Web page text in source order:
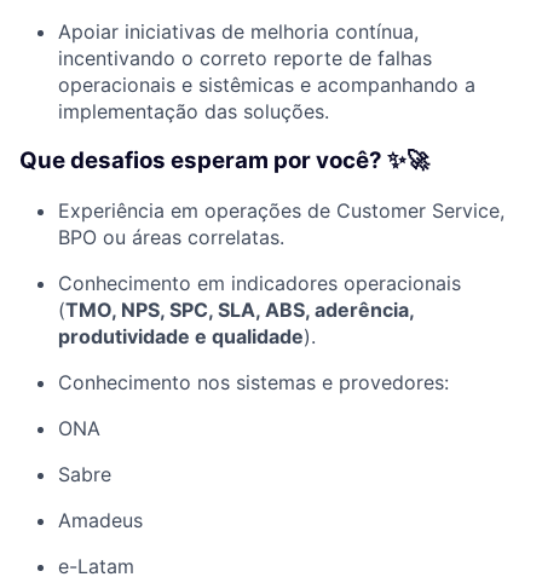
Apoiar iniciativas de melhoria contínua,
incentivando o correto reporte de falhas
operacionais e sistêmicas e acompanhando a
implementação das soluções.
Que desafios esperam por você? ✨🚀
Experiência em operações de Customer Service,
BPO ou áreas correlatas.
Conhecimento em indicadores operacionais
(TMO, NPS, SPC, SLA, ABS, aderência,
produtividade e qualidade).
Conhecimento nos sistemas e provedores:
ONA
Sabre
Amadeus
e-Latam